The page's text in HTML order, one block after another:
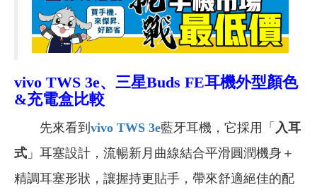
vivo TWS 3e、三星Buds FE耳機外型顏色
&充電盒比較
先來看到 vivo TWS 3e藍牙耳機，它採用「 入耳
式 」耳塞設計，流暢新月曲線結合平滑圓潤機身＋
精調耳塞形狀，讓握持更貼手，帶來舒適絕佳的配